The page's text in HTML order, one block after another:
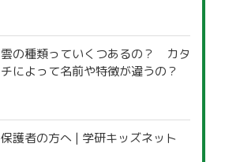
雲の種類っていくつあるの？ カタ
チによって名前や特徴が違うの？
保護者の方へ | 学研キッズネット